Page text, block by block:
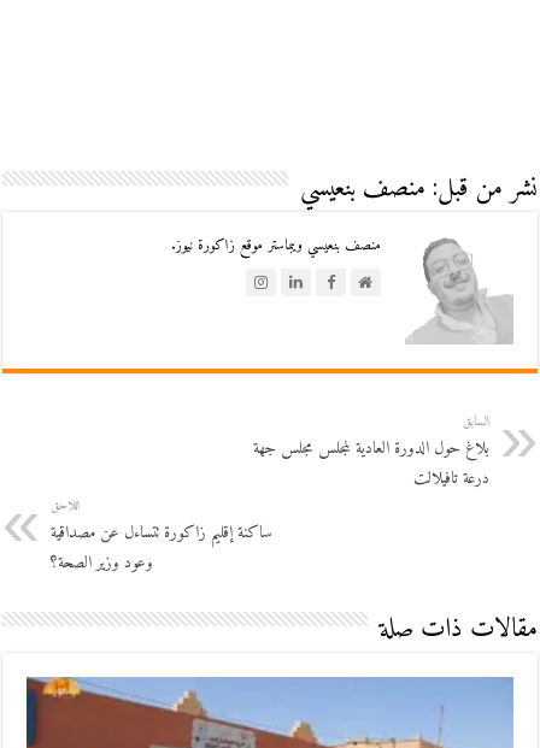
نشر من قبل: منصف بنعيسي
منصف بنعيسي ويبماستر موقع زاكورة نيوز.
السابق
بلاغ حول الدورة العادية لمجلس مجلس جهة
درعة تافيلالت
اللاحق
ساكنة إقليم زاكورة تتساءل عن مصداقية
وعود وزير الصحة؟
مقالات ذات صلة